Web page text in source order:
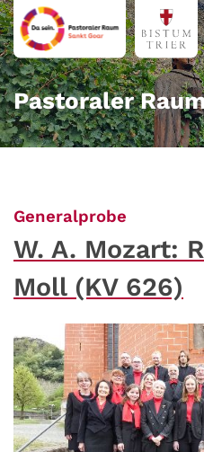
Zum Inhalt springen
Pastoraler
Generalprobe
W. A. Mozart:
Moll (KV 626)